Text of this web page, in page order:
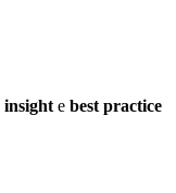
insighte best practice